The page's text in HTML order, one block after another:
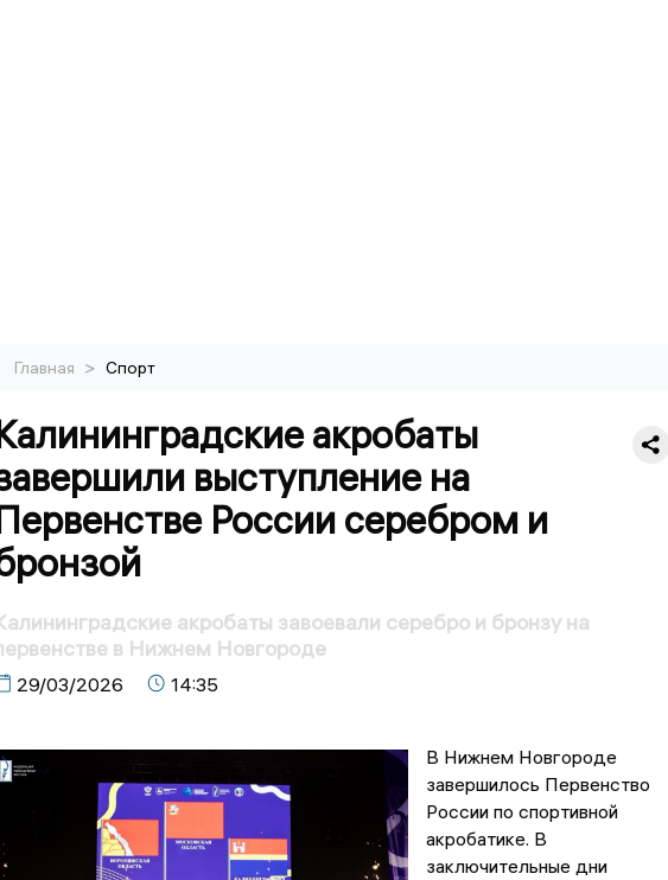
Главная > Спорт
акробаты
выступление на
России серебром и
акробаты завоевали серебро и бронзу на
в Нижнем Новгороде
29/03/2026 14:35
В Нижнем Новгороде
завершилось Первенство
России по спортивной
акробатике. В
заключительные дни